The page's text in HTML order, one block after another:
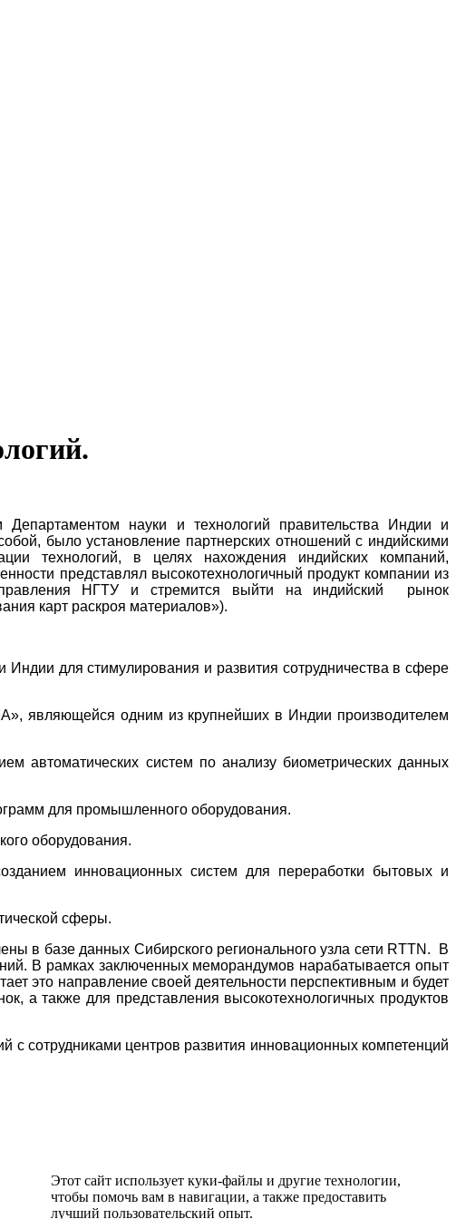
науки и технологий правительства Индии и
было установление партнерских отношений с индийскими
технологий, в целях нахождения индийских компаний,
представлял высокотехнологичный продукт компании из
управления НГТУ и стремится выйти на индийский рынок
карт раскроя материалов»).
для стимулирования и развития сотрудничества в сфере
являющейся одним из крупнейших в Индии производителем
систем по анализу биометрических данных
для промышленного оборудования.
оборудования.
инновационных систем для переработки бытовых и
сферы.
в базе данных Сибирского регионального узла сети RTTN. В
В рамках заключенных меморандумов нарабатывается опыт
это направление своей деятельности перспективным и будет
а также для представления высокотехнологичных продуктов
с сотрудниками центров развития инновационных компетенций
Этот сайт использует куки-файлы и другие технологии,
чтобы помочь вам в навигации, а также предоставить
лучший пользовательский опыт.